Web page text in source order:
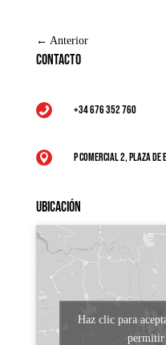
← Anterior
Contacto
 +34 676 352 760
 P Comercial 2, Plaza de
Ubicación
Haz clic para
permitir